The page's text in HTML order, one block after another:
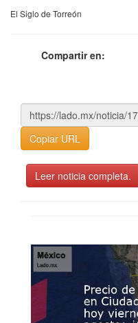
El Siglo de Torreón
Compartir en:
Copiar URL
Leer noticia completa.